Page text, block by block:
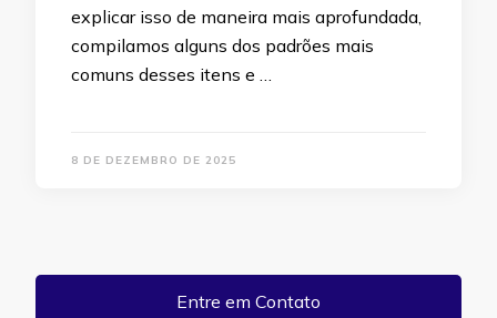
explicar isso de maneira mais aprofundada,
compilamos alguns dos padrões mais
comuns desses itens e …
8 DE DEZEMBRO DE 2025
Entre em Contato